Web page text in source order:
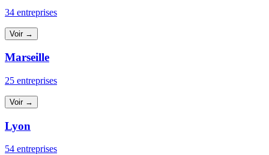
34 entreprises
Voir →
Marseille
25 entreprises
Voir →
Lyon
54 entreprises